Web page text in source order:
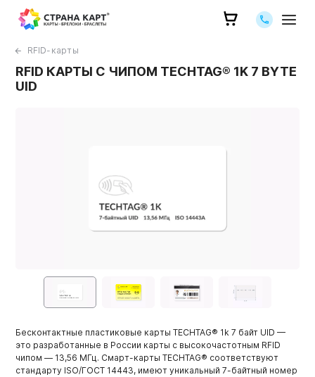
Позвоните
RFID-карты
RFID КАРТЫ С ЧИПОМ TECHTAG® 1K 7 BYTE
UID
Бесконтактные пластиковые карты TECHTAG® 1k 7 байт UID —
это разработанные в России карты с высокочастотным RFID
чипом — 13,56 МГц. Смарт-карты TECHTAG® соответствуют
стандарту ISO/ГОСТ 14443, имеют уникальный 7-байтный номер